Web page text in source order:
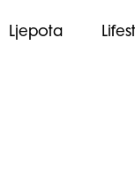
Ljepota